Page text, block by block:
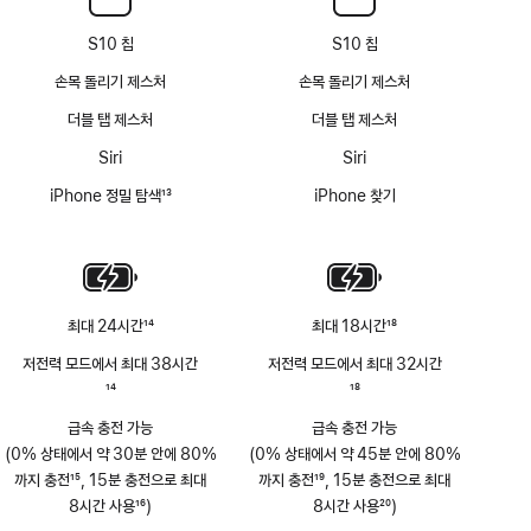
S10 칩
손목 돌리기 제스처
더블 탭 제스처
Siri
iPhone 정밀 탐색13
최대 24시간14
저전력 모드에서 최대 38시간
14
급속 충전 가능
(0% 상태에서 약 30분 안에 80%
까지 충전15 , 15분 충전으로 최대
8시간 사용16)
S10 칩
손목 돌리기 제스처
더블 탭 제스처
Siri
iPhone 찾기
최대 18시간18
저전력 모드에서 최대 32시간
18
급속 충전 가능
(0% 상태에서 약 45분 안에 80%
까지 충전19 , 15분 충전으로 최대
8시간 사용20)